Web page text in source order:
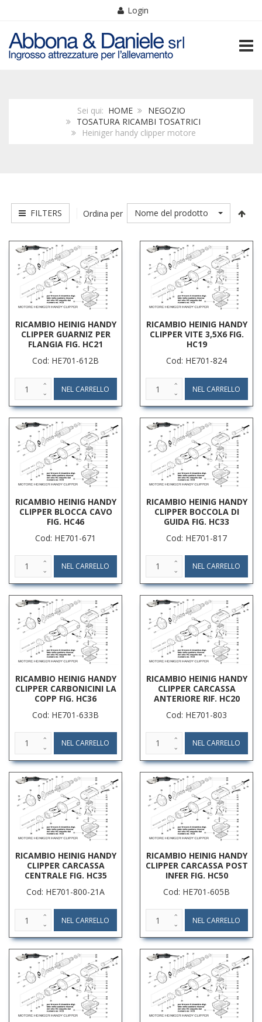
Login
Sei qui: HOME
NEGOZIO
TOSATURA RICAMBI TOSATRICI
Heiniger handy clipper motore
FILTERS Ordina per Nome del prodotto
RICAMBIO HEINIG HANDY
CLIPPER GUARNIZ PER
FLANGIA FIG. HC21
Cod: HE701-612B
RICAMBIO HEINIG HANDY
CLIPPER VITE 3,5X6 FIG.
HC19
Cod: HE701-824
RICAMBIO HEINIG HANDY
CLIPPER BLOCCA CAVO
FIG. HC46
Cod: HE701-671
RICAMBIO HEINIG HANDY
CLIPPER BOCCOLA DI
GUIDA FIG. HC33
Cod: HE701-817
RICAMBIO HEINIG HANDY
CLIPPER CARBONICINI LA
COPP FIG. HC36
Cod: HE701-633B
RICAMBIO HEINIG HANDY
CLIPPER CARCASSA
ANTERIORE RIF. HC20
Cod: HE701-803
RICAMBIO HEINIG HANDY
CLIPPER CARCASSA
CENTRALE FIG. HC35
Cod: HE701-800-21A
RICAMBIO HEINIG HANDY
CLIPPER CARCASSA POST
INFER FIG. HC50
Cod: HE701-605B